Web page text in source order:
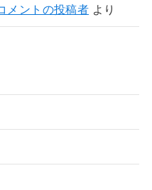
メントの投稿者 より